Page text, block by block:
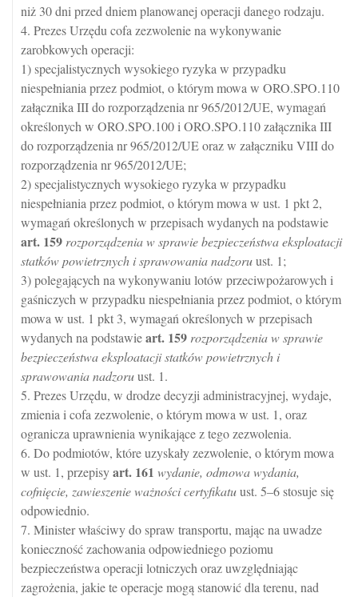
niż 30 dni przed dniem planowanej operacji danego rodzaju.
4. Prezes Urzędu cofa zezwolenie na wykonywanie
zarobkowych operacji:
1) specjalistycznych wysokiego ryzyka w przypadku
niespełniania przez podmiot, o którym mowa w ORO.SPO.110
załącznika III do rozporządzenia nr 965/2012/UE, wymagań
określonych w ORO.SPO.100 i ORO.SPO.110 załącznika III
do rozporządzenia nr 965/2012/UE oraz w załączniku VIII do
rozporządzenia nr 965/2012/UE;
2) specjalistycznych wysokiego ryzyka w przypadku
niespełniania przez podmiot, o którym mowa w ust. 1 pkt 2,
wymagań określonych w przepisach wydanych na podstawie
art. 159 rozporządzenia w sprawie bezpieczeństwa eksploatacji
statków powietrznych i sprawowania nadzoruust. 1;
3) polegających na wykonywaniu lotów przeciwpożarowych i
gaśniczych w przypadku niespełniania przez podmiot, o którym
mowa w ust. 1 pkt 3, wymagań określonych w przepisach
wydanych na podstawieart. 159 rozporządzenia w sprawie
bezpieczeństwa eksploatacji statków powietrznych i
sprawowania nadzoruust. 1.
5. Prezes Urzędu, w drodze decyzji administracyjnej, wydaje,
zmienia i cofa zezwolenie, o którym mowa w ust. 1, oraz
ogranicza uprawnienia wynikające z tego zezwolenia.
6. Do podmiotów, które uzyskały zezwolenie, o którym mowa
w ust. 1, przepisyart. 161 wydanie, odmowa wydania,
cofnięcie, zawieszenie ważności certyfikatuust. 5–6 stosuje się
odpowiednio.
7. Minister właściwy do spraw transportu, mając na uwadze
konieczność zachowania odpowiedniego poziomu
bezpieczeństwa operacji lotniczych oraz uwzględniając
zagrożenia, jakie te operacje mogą stanowić dla terenu, nad